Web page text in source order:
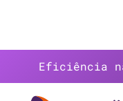
Eficiência